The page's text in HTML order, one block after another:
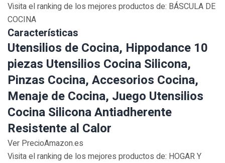
Visita el ranking de los mejores productos de: BÁSCULA DE
COCINA
Características
Utensilios de Cocina, Hippodance 10
piezas Utensilios Cocina Silicona,
Pinzas Cocina, Accesorios Cocina,
Menaje de Cocina, Juego Utensilios
Cocina Silicona Antiadherente
Resistente al Calor
Ver PrecioAmazon.es
Visita el ranking de los mejores productos de: HOGAR Y